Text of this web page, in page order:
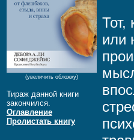
(увеличить обложку)
Тираж данной книги
закончился.
Оглавление
Пролистать книгу
Тот,
или